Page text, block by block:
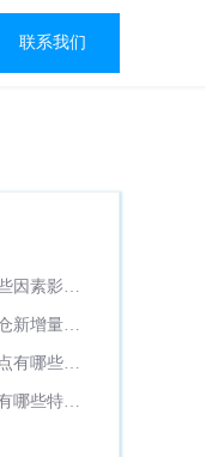
联系我们
因素影
新增量，
有哪些？
哪些特